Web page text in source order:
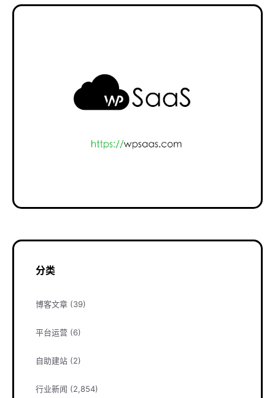
分类
博客文章 (39)
平台运营 (6)
自助建站 (2)
行业新闻 (2,854)